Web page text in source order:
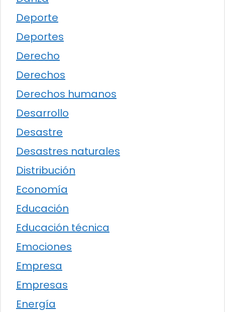
Deporte
Deportes
Derecho
Derechos
Derechos humanos
Desarrollo
Desastre
Desastres naturales
Distribución
Economía
Educación
Educación técnica
Emociones
Empresa
Empresas
Energía